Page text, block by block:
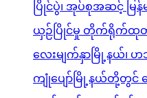
ပြိုင်ပွဲ၊ အုပ်စုအဆင့် မြ
ယှဉ်ပြိုင်မှု တိုက်ရိုက်ထု
လေးမျက်နှာမြို့နယ်၊
ကျုံပျော်မြို့နယ်တို့တွင် ရ